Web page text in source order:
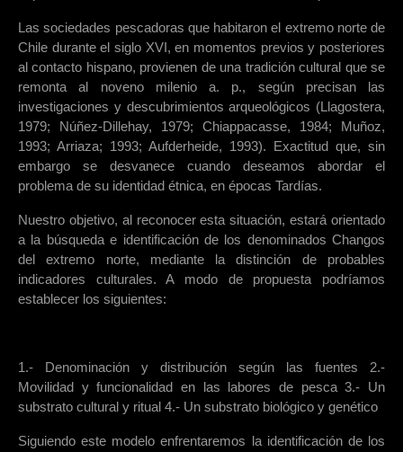
Las sociedades pescadoras que habitaron el extremo norte de
Chile durante el siglo XVI, en momentos previos y posteriores
al contacto hispano, provienen de una tradición cultural que se
remonta al noveno milenio a. p., según precisan las
investigaciones y descubrimientos arqueológicos (Llagostera,
1979; Núñez-Dillehay, 1979; Chiappacasse, 1984; Muñoz,
1993; Arriaza; 1993; Aufderheide, 1993). Exactitud que, sin
embargo se desvanece cuando deseamos abordar el
problema de su identidad étnica, en épocas Tardías.
Nuestro objetivo, al reconocer esta situación, estará orientado
a la búsqueda e identificación de los denominados Changos
del extremo norte, mediante la distinción de probables
indicadores culturales. A modo de propuesta podríamos
establecer los siguientes:
1.- Denominación y distribución según las fuentes 2.-
Movilidad y funcionalidad en las labores de pesca 3.- Un
substrato cultural y ritual 4.- Un substrato biológico y genético
Siguiendo este modelo enfrentaremos la identificación de los